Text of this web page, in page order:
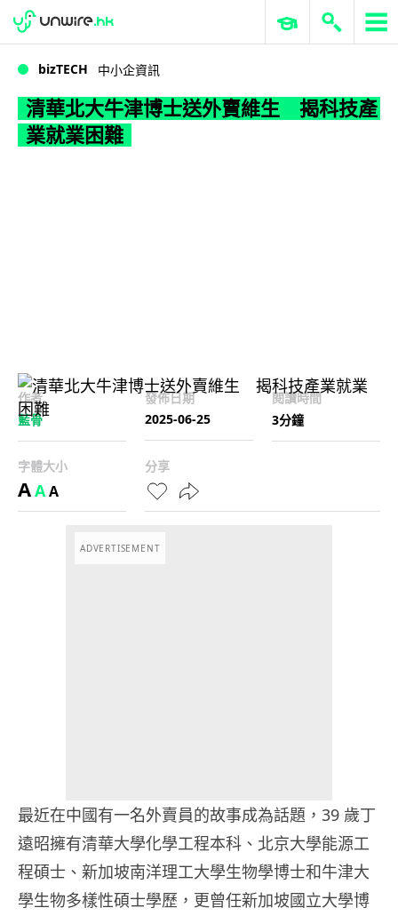
WWDC 2026 ERP 與商業 AI
bizTECH 中小企資訊
清華北大牛津博士送外賣維生 揭科技產
業就業困難
作者
藍骨
發佈日期
2025-06-25
閱讀時間
3分鐘
字體大小
AAA
分享
ADVERTISEMENT
最近在中國有一名外賣員的故事成為話題，39 歲丁
遠昭擁有清華大學化學工程本科、北京大學能源工
程碩士、新加坡南洋理工大學生物學博士和牛津大
學生物多樣性碩士學歷，更曾任新加坡國立大學博